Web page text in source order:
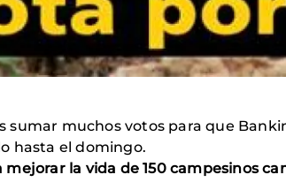
sumar muchos votos para que
hasta el domingo.
mejorar la vida de 150 campesinos